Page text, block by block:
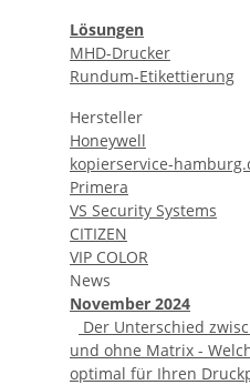
Lösungen
MHD-Drucker
Rundum-Etikettierung
Hersteller
Honeywell
kopierservice-
Primera
VS Security Systems
CITIZEN
VIP COLOR
News
November 2024
Der Unterschied
und ohne Matrix -
optimal für Ihren